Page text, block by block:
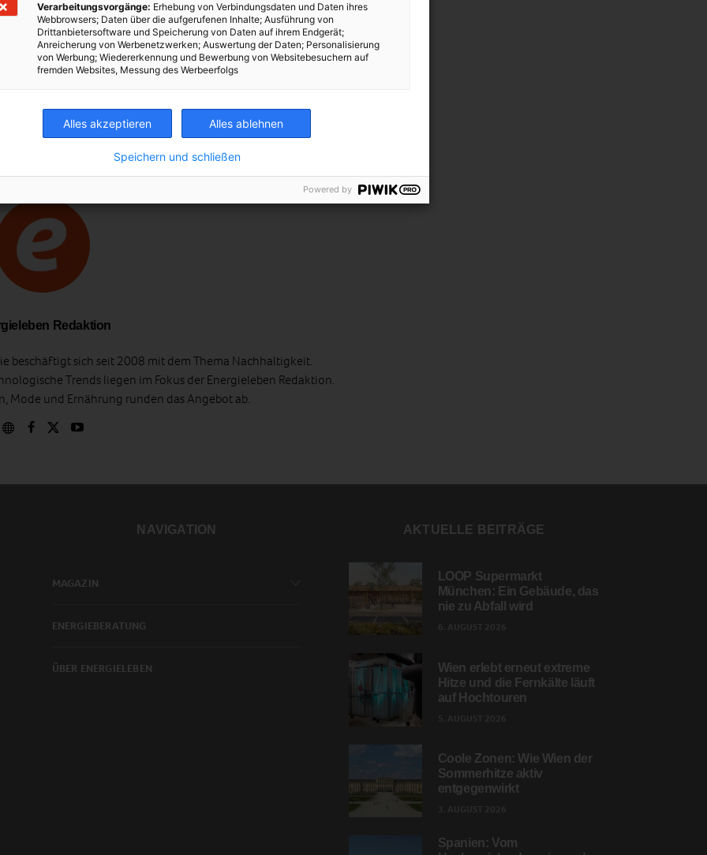
STYROPORPLATTEN VERTIEFENDE ARTIKEL ABC2 WDVS
Redaktion
beschäftigt sich seit 2008 mit dem Thema Nachhaltigkeit.
Trends liegen im Fokus der Energieleben Redaktion.
Mode und Ernährung runden das Angebot ab.
NAVIGATION
MAGAZIN
ENERGIEBERATUNG
ÜBER ENERGIELEBEN
AKTUELLE BEITRÄGE
LOOP Supermarkt
München: Ein Gebäude, das
nie zu Abfall wird
Wien erlebt erneut extreme
Hitze und die Fernkälte läuft
auf Hochtouren
Coole Zonen: Wie Wien der
Sommerhitze aktiv
entgegenwirkt
Spanien: Vom
Verarbeitungsvorgänge: Erhebung von Verbindungsdaten und Daten ihres
Webbrowsers; Daten über die aufgerufenen Inhalte; Ausführung von
Drittanbietersoftware und Speicherung von Daten auf ihrem Endgerät;
Anreicherung von Werbenetzwerken; Auswertung der Daten; Personalisierung
von Werbung; Wiedererkennung und Bewerbung von Websitebesuchern auf
fremden Websites, Messung des Werbeerfolgs
Alles akzeptieren Alles ablehnen
Speichern und schließen
Powered by